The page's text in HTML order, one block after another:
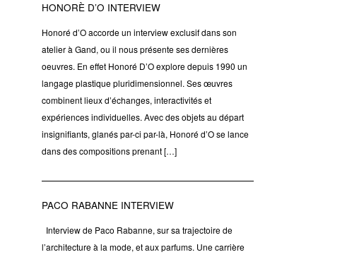
HONORÈ D’O INTERVIEW
Honoré d’O accorde un interview exclusif dans son
atelier à Gand, ou il nous présente ses dernières
oeuvres. En effet Honoré D’O explore depuis 1990 un
langage plastique pluridimensionnel. Ses œuvres
combinent lieux d’échanges, interactivités et
expériences individuelles. Avec des objets au départ
insignifiants, glanés par-ci par-là, Honoré d’O se lance
dans des compositions prenant […]
PACO RABANNE INTERVIEW
Interview de Paco Rabanne, sur sa trajectoire de
l’architecture à la mode, et aux parfums. Une carrière